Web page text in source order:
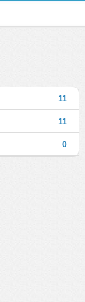
11
11
0